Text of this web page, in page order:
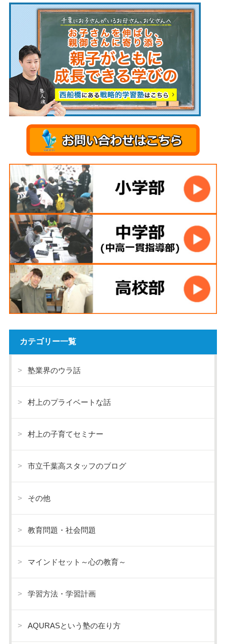
カテゴリー一覧
塾業界のウラ話
村上のプライベートな話
村上の子育てセミナー
市立千葉高スタッフのブログ
その他
教育問題・社会問題
マインドセット～心の教育～
学習方法・学習計画
AQURASという塾の在り方